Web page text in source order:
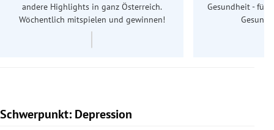
andere Highlights in ganz Österreich.
Wöchentlich mitspielen und gewinnen!
Gesundheit - für
Schwerpunkt: Depression
Slide 1 von 5